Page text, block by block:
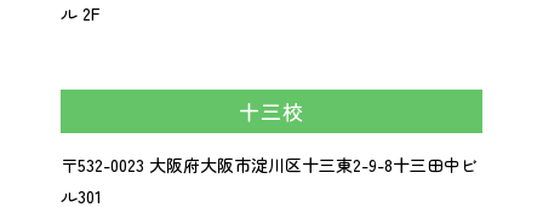
ル 2F
十三校
〒532-0023 大阪府大阪市淀川区十三東2-9-8十三田中ビ
ル301